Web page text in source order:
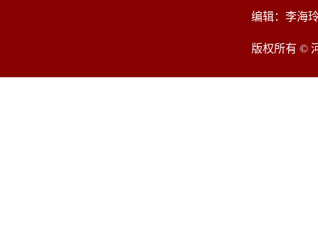
编辑：李海
版权所有 ©